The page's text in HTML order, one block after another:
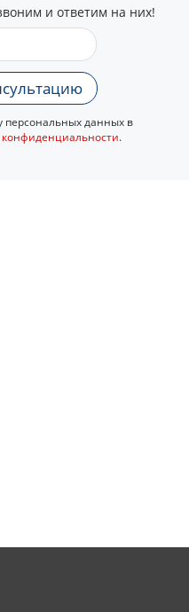
и ответим на них!
персональных данных в
.